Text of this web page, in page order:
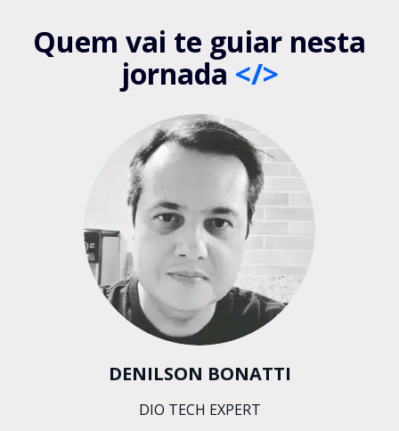
Quem vai te guiar nesta
jornada </>
DENILSON BONATTI
DIO TECH EXPERT